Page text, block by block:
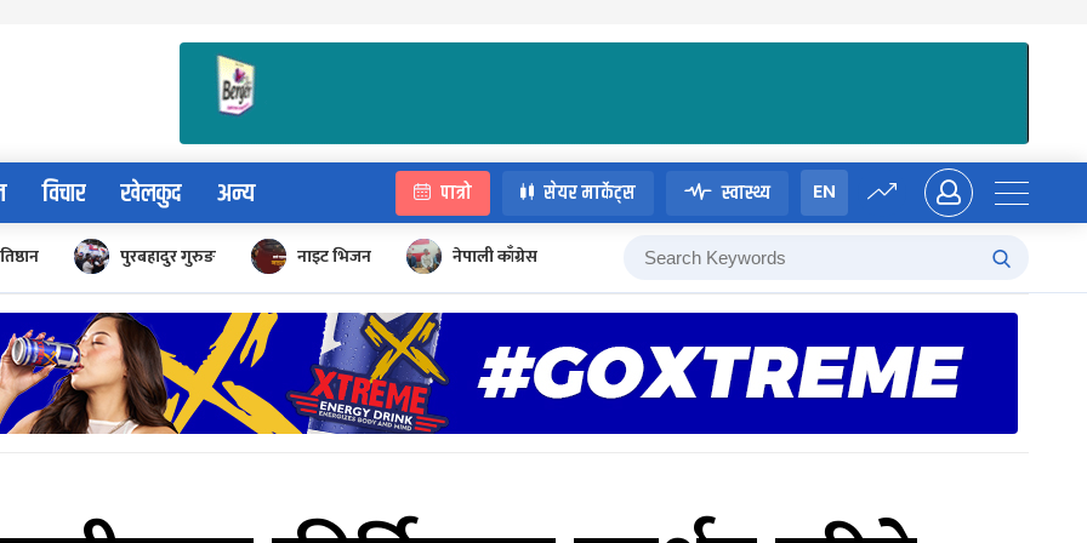
विचार खेलकुद अन्य पात्रो सेयर मार्केट्स स्वास्थ्य EN
पुरबहादुर गुरुङ नाइट भिजन नेपाली काँग्रेस